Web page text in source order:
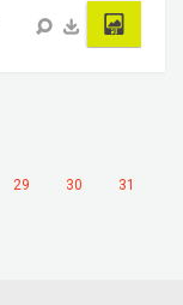
29 30 31